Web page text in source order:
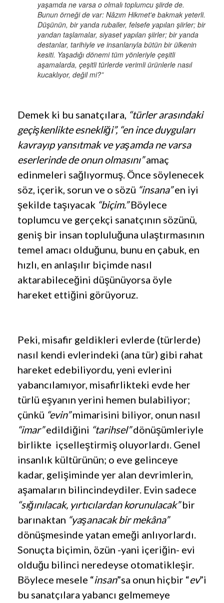
yaşamda ne varsa o olmalı toplumcu şiirde de.
Bunun örneği de var: Nâzım Hikmet'e bakmak yeterli.
Düşünün, bir yanda rubailer, felsefe yapılan şiirler; bir
yandan taşlamalar, siyaset yapılan şiirler; bir yanda
destanlar, tarihiyle ve insanlarıyla bütün bir ülkenin
kesiti. Yaşadığı dönemi tüm yönleriyle çeşitli
aşamalarda, çeşitli türlerde verimli ürünlerle nasıl
kucaklıyor, değil mi?”
Demek ki bu sanatçılara, “türler arasındaki
geçişkenlikte esnekliği”, “en ince duyguları
kavrayıp yansıtmak ve yaşamda ne varsa
eserlerinde de onun olmasını”amaç
edinmeleri sağlıyormuş. Önce söylenecek
söz, içerik, sorun ve o sözü “insana”en iyi
şekilde taşıyacak “biçim.”Böylece
toplumcu ve gerçekçi sanatçının sözünü,
geniş bir insan topluluğuna ulaştırmasının
temel amacı olduğunu, bunu en çabuk, en
hızlı, en anlaşılır biçimde nasıl
aktarabileceğini düşünüyorsa öyle
hareket ettiğini görüyoruz.
Peki, misafir geldikleri evlerde (türlerde)
nasıl kendi evlerindeki (ana tür) gibi rahat
hareket edebiliyordu, yeni evlerini
yabancılamıyor, misafirlikteki evde her
türlü eşyanın yerini hemen bulabiliyor;
çünkü “evin”mimarisini biliyor, onun nasıl
“imar”edildiğini “tarihsel”dönüşümleriyle
birlikte içselleştirmiş oluyorlardı. Genel
insanlık kültürünün; o eve gelinceye
kadar, gelişiminde yer alan devrimlerin,
aşamaların bilincindeydiler. Evin sadece
“sığınılacak, yırtıcılardan korunulacak”bir
barınaktan “yaşanacak bir mekâna”
dönüşmesinde yatan emeği anlıyorlardı.
Sonuçta biçimin, özün -yani içeriğin- evi
olduğu bilinci neredeyse otomatikleşir.
Böylece mesele “insan”sa onun hiçbir “ev”i
bu sanatçılara yabancı gelmemeye